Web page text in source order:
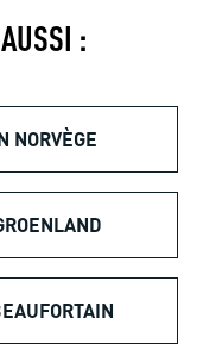
:
NORVÈGE